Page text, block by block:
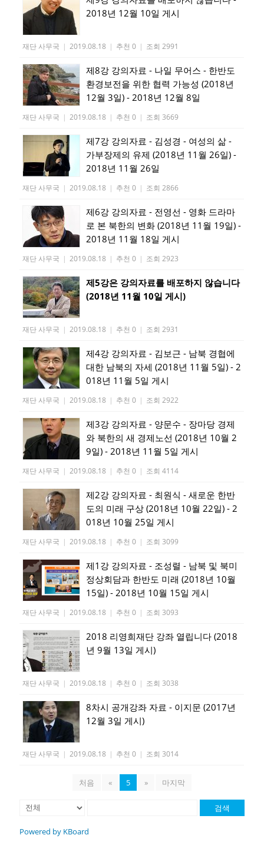
2018년 12월 10일 게시
재단 사무국 | 2019.08.18 | 추천 0 | 조회 2991
제8강 강의자료 - 나일 무어스 - 한반도
환경보전을 위한 협력 가능성 (2018년
12월 3일) - 2018년 12월 8일
재단 사무국 | 2019.08.18 | 추천 0 | 조회 3669
제7강 강의자료 - 김성경 - 여성의 삶 -
가부장제의 유제 (2018년 11월 26일) -
2018년 11월 26일
재단 사무국 | 2019.08.18 | 추천 0 | 조회 2866
제6강 강의자료 - 전영선 - 영화 드라마
로 본 북한의 변화 (2018년 11월 19일) -
2018년 11월 18일 게시
재단 사무국 | 2019.08.18 | 추천 0 | 조회 2923
제5강은 강의자료를 배포하지 않습니다
(2018년 11월 10일 게시)
재단 사무국 | 2019.08.18 | 추천 0 | 조회 2931
제4강 강의자료 - 김보근 - 남북 경협에
대한 남북의 자세 (2018년 11월 5일) - 2
018년 11월 5일 게시
재단 사무국 | 2019.08.18 | 추천 0 | 조회 2922
제3강 강의자료 - 양문수 - 장마당 경제
와 북한의 새 경제노선 (2018년 10월 2
9일) - 2018년 11월 5일 게시
재단 사무국 | 2019.08.18 | 추천 0 | 조회 4114
제2강 강의자료 - 최원식 - 새로운 한반
도의 미래 구상 (2018년 10월 22일) - 2
018년 10월 25일 게시
재단 사무국 | 2019.08.18 | 추천 0 | 조회 3099
제1강 강의자료 - 조성렬 - 남북 및 북미
정상회담과 한반도 미래 (2018년 10월
15일) - 2018년 10월 15일 게시
재단 사무국 | 2019.08.18 | 추천 0 | 조회 3093
2018 리영희재단 강좌 열립니다 (2018
년 9월 13일 게시)
재단 사무국 | 2019.08.18 | 추천 0 | 조회 3038
8차시 공개강좌 자료 - 이지문 (2017년
12월 3일 게시)
재단 사무국 | 2019.08.18 | 추천 0 | 조회 3014
처음 « 5 » 마지막
검색
Powered by KBoard